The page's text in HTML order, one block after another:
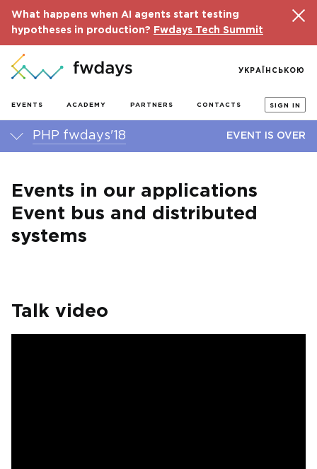
What happens when AI agents start testing
hypotheses in production?
Fwdays Tech Summit
EVENTS ACADEMY PARTNERS CONTACTS SIGN IN
УКРАЇНСЬКОЮ
PHP fwdays'18 EVENT IS OVER
Events in our applications
Event bus and distributed
systems
Talk video